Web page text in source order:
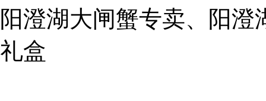
1019225591
阳澄湖大闸蟹专卖、阳
礼盒